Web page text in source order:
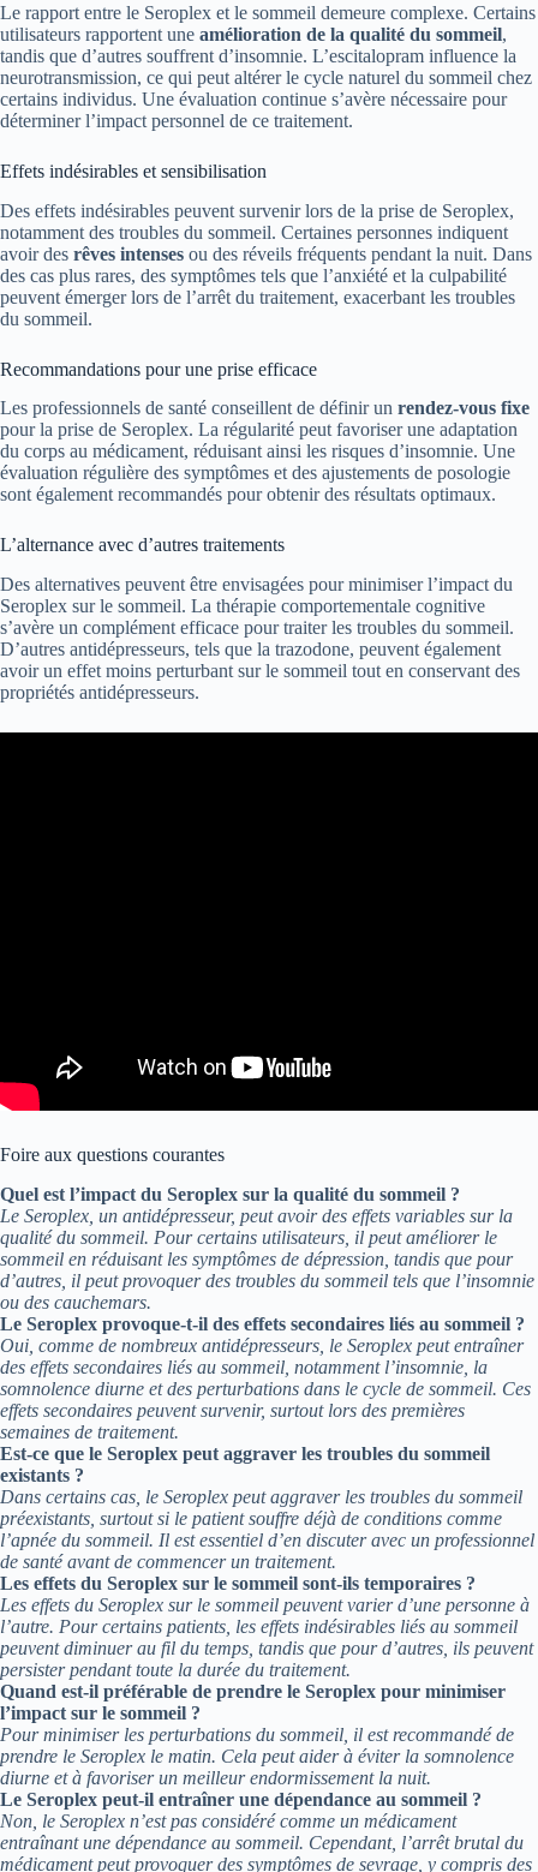
Le rapport entre le Seroplex et le sommeil demeure complexe. Certains
utilisateurs rapportent une amélioration de la qualité du sommeil,
tandis que d’autres souffrent d’insomnie. L’escitalopram influence la
neurotransmission, ce qui peut altérer le cycle naturel du sommeil chez
certains individus. Une évaluation continue s’avère nécessaire pour
déterminer l’impact personnel de ce traitement.
Effets indésirables et sensibilisation
Des effets indésirables peuvent survenir lors de la prise de Seroplex,
notamment des troubles du sommeil. Certaines personnes indiquent
avoir des rêves intenses ou des réveils fréquents pendant la nuit. Dans
des cas plus rares, des symptômes tels que l’anxiété et la culpabilité
peuvent émerger lors de l’arrêt du traitement, exacerbant les troubles
du sommeil.
Recommandations pour une prise efficace
Les professionnels de santé conseillent de définir un rendez-vous fixe
pour la prise de Seroplex. La régularité peut favoriser une adaptation
du corps au médicament, réduisant ainsi les risques d’insomnie. Une
évaluation régulière des symptômes et des ajustements de posologie
sont également recommandés pour obtenir des résultats optimaux.
L’alternance avec d’autres traitements
Des alternatives peuvent être envisagées pour minimiser l’impact du
Seroplex sur le sommeil. La thérapie comportementale cognitive
s’avère un complément efficace pour traiter les troubles du sommeil.
D’autres antidépresseurs, tels que la trazodone, peuvent également
avoir un effet moins perturbant sur le sommeil tout en conservant des
propriétés antidépresseurs.
Foire aux questions courantes
Quel est l’impact du Seroplex sur la qualité du sommeil ?
Le Seroplex, un antidépresseur, peut avoir des effets variables sur la
qualité du sommeil. Pour certains utilisateurs, il peut améliorer le
sommeil en réduisant les symptômes de dépression, tandis que pour
d’autres, il peut provoquer des troubles du sommeil tels que l’insomnie
ou des cauchemars.
Le Seroplex provoque-t-il des effets secondaires liés au sommeil ?
Oui, comme de nombreux antidépresseurs, le Seroplex peut entraîner
des effets secondaires liés au sommeil, notamment l’insomnie, la
somnolence diurne et des perturbations dans le cycle de sommeil. Ces
effets secondaires peuvent survenir, surtout lors des premières
semaines de traitement.
Est-ce que le Seroplex peut aggraver les troubles du sommeil
existants ?
Dans certains cas, le Seroplex peut aggraver les troubles du sommeil
préexistants, surtout si le patient souffre déjà de conditions comme
l’apnée du sommeil. Il est essentiel d’en discuter avec un professionnel
de santé avant de commencer un traitement.
Les effets du Seroplex sur le sommeil sont-ils temporaires ?
Les effets du Seroplex sur le sommeil peuvent varier d’une personne à
l’autre. Pour certains patients, les effets indésirables liés au sommeil
peuvent diminuer au fil du temps, tandis que pour d’autres, ils peuvent
persister pendant toute la durée du traitement.
Quand est-il préférable de prendre le Seroplex pour minimiser
l’impact sur le sommeil ?
Pour minimiser les perturbations du sommeil, il est recommandé de
prendre le Seroplex le matin. Cela peut aider à éviter la somnolence
diurne et à favoriser un meilleur endormissement la nuit.
Le Seroplex peut-il entraîner une dépendance au sommeil ?
Non, le Seroplex n’est pas considéré comme un médicament
entraînant une dépendance au sommeil. Cependant, l’arrêt brutal du
médicament peut provoquer des symptômes de sevrage, y compris des